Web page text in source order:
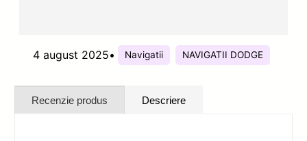
4 august 2025• Navigatii NAVIGATII DODGE
Recenzie produs Descriere